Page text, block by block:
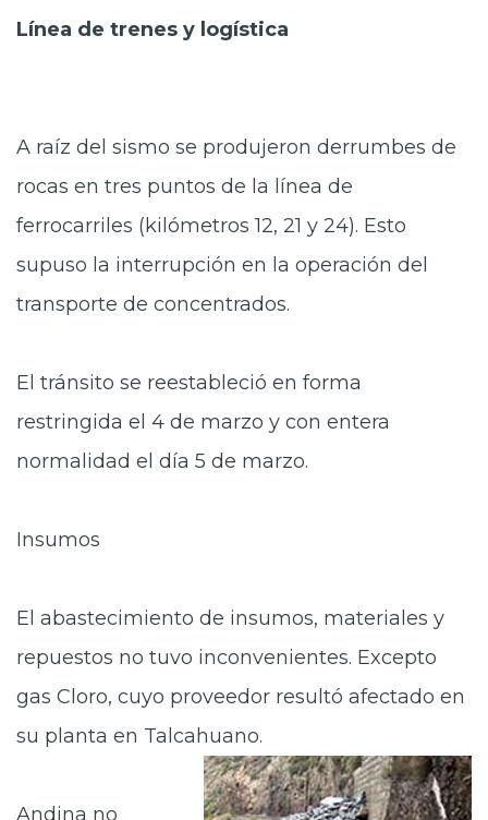
Línea de trenes y logística
A raíz del sismo se produjeron derrumbes de
rocas en tres puntos de la línea de
ferrocarriles (kilómetros 12, 21 y 24). Esto
supuso la interrupción en la operación del
transporte de concentrados.
El tránsito se reestableció en forma
restringida el 4 de marzo y con entera
normalidad el día 5 de marzo.
Insumos
El abastecimiento de insumos, materiales y
repuestos no tuvo inconvenientes. Excepto
gas Cloro, cuyo proveedor resultó afectado en
su planta en Talcahuano.
Andina no